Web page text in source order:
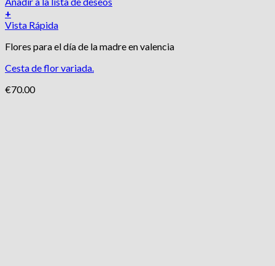
+
Vista Rápida
Flores para el día de la madre en valencia
Cesta de flor variada.
€70.00